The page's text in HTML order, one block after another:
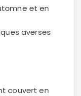
et en
averses
couvert en